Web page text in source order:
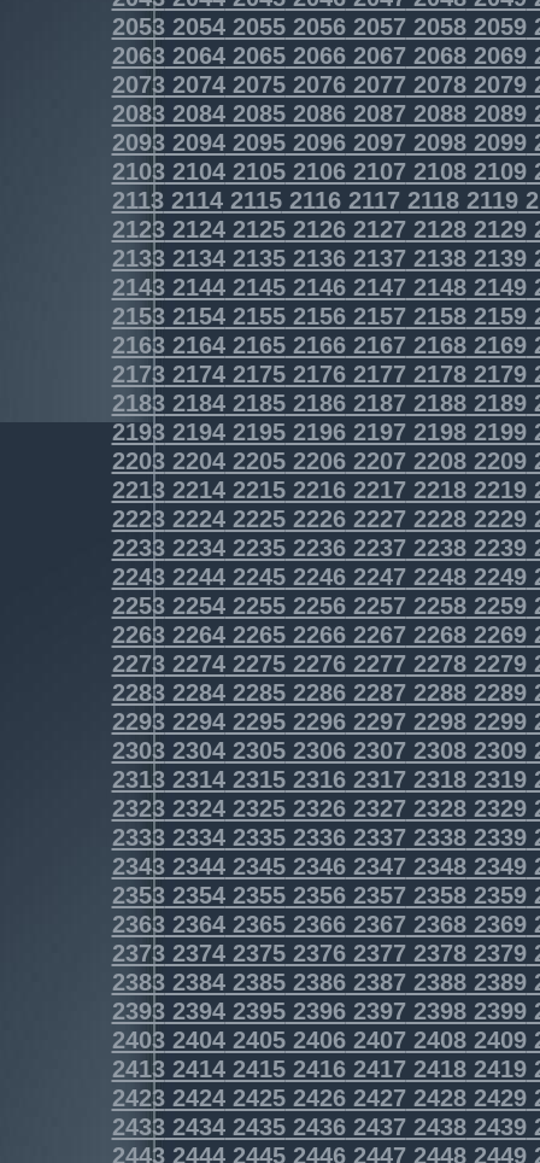
2053205420552056205720582059
2063206420652066206720682069
2073207420752076207720782079
2083208420852086208720882089
2093209420952096209720982099
2103210421052106210721082109
2113211421152116211721182119
2123212421252126212721282129
2133213421352136213721382139
2143214421452146214721482149
2153215421552156215721582159
2163216421652166216721682169
2173217421752176217721782179
2183218421852186218721882189
2193219421952196219721982199
2203220422052206220722082209
2213221422152216221722182219
2223222422252226222722282229
2233223422352236223722382239
2243224422452246224722482249
2253225422552256225722582259
2263226422652266226722682269
2273227422752276227722782279
2283228422852286228722882289
2293229422952296229722982299
2303230423052306230723082309
2313231423152316231723182319
2323232423252326232723282329
2333233423352336233723382339
2343234423452346234723482349
2353235423552356235723582359
2363236423652366236723682369
2373237423752376237723782379
2383238423852386238723882389
2393239423952396239723982399
2403240424052406240724082409
2413241424152416241724182419
2423242424252426242724282429
2433243424352436243724382439
2443244424452446244724482449